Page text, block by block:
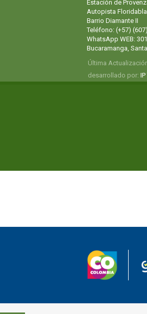
Estación de
Autopista
Barrio Diamante II
Teléfono: (+57)
WhatsApp WEB:
Bucaramanga,
Última
desarrollado por: